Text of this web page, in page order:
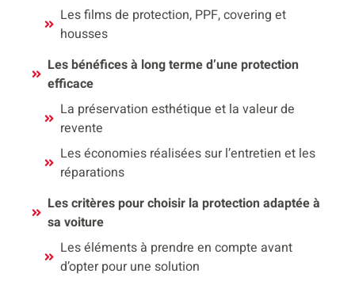
Les films de protection, PPF, covering et
housses
Les bénéfices à long terme d’une protection
efficace
La préservation esthétique et la valeur de
revente
Les économies réalisées sur l’entretien et les
réparations
Les critères pour choisir la protection adaptée à
sa voiture
Les éléments à prendre en compte avant
d’opter pour une solution